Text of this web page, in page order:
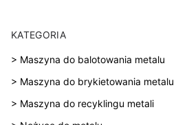
KATEGORIA
> Maszyna do balotowania metalu
> Maszyna do brykietowania metalu
> Maszyna do recyklingu metali